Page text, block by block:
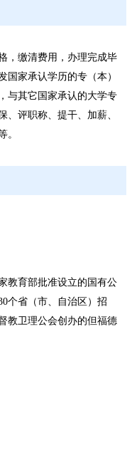
，缴清费用，办理完成毕
国家承认学历的专（本）
与其它国家承认的大学专
、评职称、提干、加薪、
。
教育部批准设立的国有公
个省（市、自治区）招
教卫理公会创办的但福德